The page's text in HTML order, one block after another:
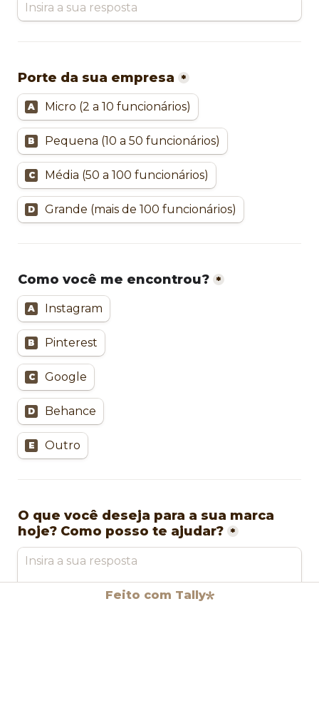
Porte da sua empresa *
A Micro (2 a 10 funcionários)
B Pequena (10 a 50 funcionários)
C Média (50 a 100 funcionários)
D Grande (mais de 100 funcionários)
Como você me encontrou? *
A Instagram
B Pinterest
C Google
D Behance
E Outro
O que você deseja para a sua marca
hoje? Como posso te ajudar? *
Feito com Tally